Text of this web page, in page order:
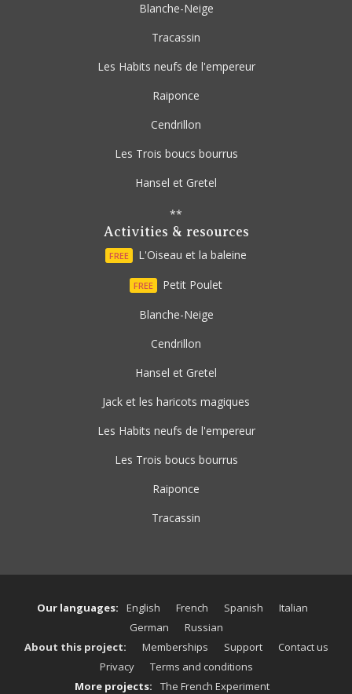
Blanche-Neige
Tracassin
Les Habits neufs de l'empereur
Raiponce
Cendrillon
Les Trois boucs bourrus
Hansel et Gretel
**
Activities & resources
FREE L'Oiseau et la baleine
FREE
Petit Poulet
Blanche-Neige
Cendrillon
Hansel et Gretel
Jack et les haricots magiques
Les Habits neufs de l'empereur
Les Trois boucs bourrus
Raiponce
Tracassin
Our languages: English French Spanish
Italian
German
Russian
About this project:
Memberships Support
Contact us
Privacy
Terms and conditions
More projects:
The French Experiment